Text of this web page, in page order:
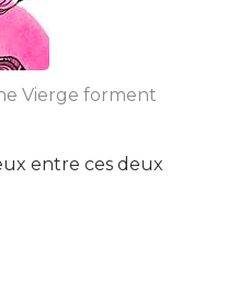
Vierge forment
entre ces deux